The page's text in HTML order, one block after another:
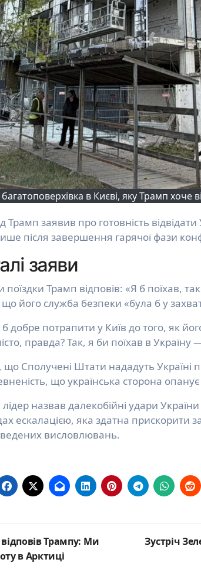
в Києві, яку Трамп хоче
після завершення гарячої фази
заяви
Трамп відповів: «Я б поїхав,
його служба безпеки «була б у
добре потрапити у Київ до того, як
правда? Так, я би поїхав в
Сполучені Штати нададуть Україні
що українська сторона
назвав далекобійні удари України
ескалацією, яка здатна прискорити
висловлювань.
Трампу: Ми
в Арктиці
Зустріч